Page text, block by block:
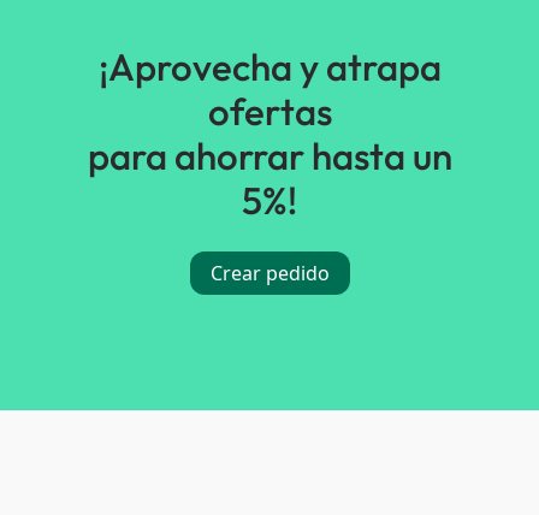
¡Aprovecha y atrapa
ofertas
para ahorrar hasta un
5%!
Crear pedido